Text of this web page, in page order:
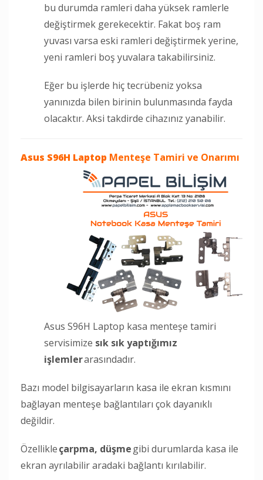
bu durumda ramleri daha yüksek ramlerle
değiştirmek gerekecektir. Fakat boş ram
yuvası varsa eski ramleri değiştirmek yerine,
yeni ramleri boş yuvalara takabilirsiniz.
Eğer bu işlerde hiç tecrübeniz yoksa
yanınızda bilen birinin bulunmasında fayda
olacaktır. Aksi takdirde cihazınız yanabilir.
Asus S96H Laptop Menteşe Tamiri ve Onarımı
Asus S96H Laptop kasa menteşe tamiri
servisimize sık sık yaptığımız
işlemlerarasındadır.
Bazı model bilgisayarların kasa ile ekran kısmını
bağlayan menteşe bağlantıları çok dayanıklı
değildir.
Özellikleçarpma, düşmegibi durumlarda kasa ile
ekran ayrılabilir aradaki bağlantı kırılabilir.